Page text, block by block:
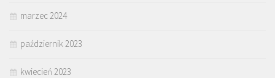
marzec 2024
październik 2023
kwiecień 2023